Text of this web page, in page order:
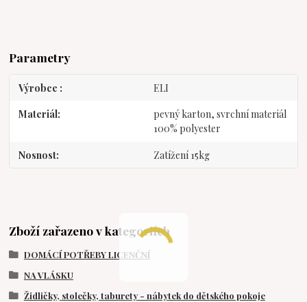
Parametry
Výrobce ELI
Materiál
pevný karton, svrchní materiál
100% polyester
Nosnost Zatížení 15kg
Zboží zařazeno v kategoriích
DOMÁCÍ POTŘEBY LICENČNÍ
NA VLÁSKU
Židličky, stolečky, taburety - nábytek do dětského pokoje